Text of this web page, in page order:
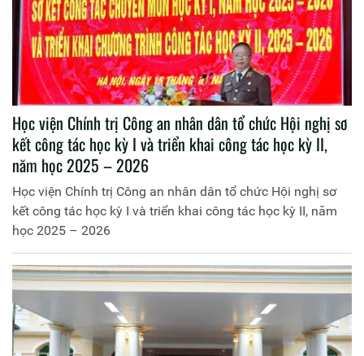
Học viện Chính trị Công an nhân dân tổ chức Hội nghị sơ
kết công tác học kỳ I và triển khai công tác học kỳ II,
năm học 2025 – 2026
Học viện Chính trị Công an nhân dân tổ chức Hội nghị sơ
kết công tác học kỳ I và triển khai công tác học kỳ II, năm
học 2025 – 2026